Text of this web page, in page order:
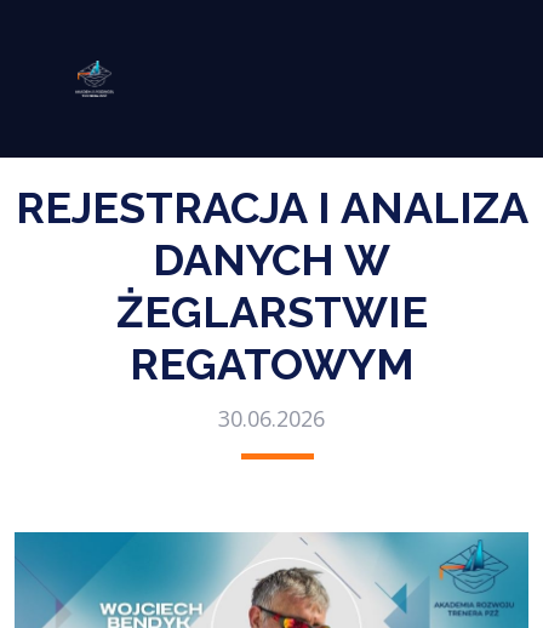
REJESTRACJA I ANALIZA
DANYCH W
ŻEGLARSTWIE
REGATOWYM
30.06.2026